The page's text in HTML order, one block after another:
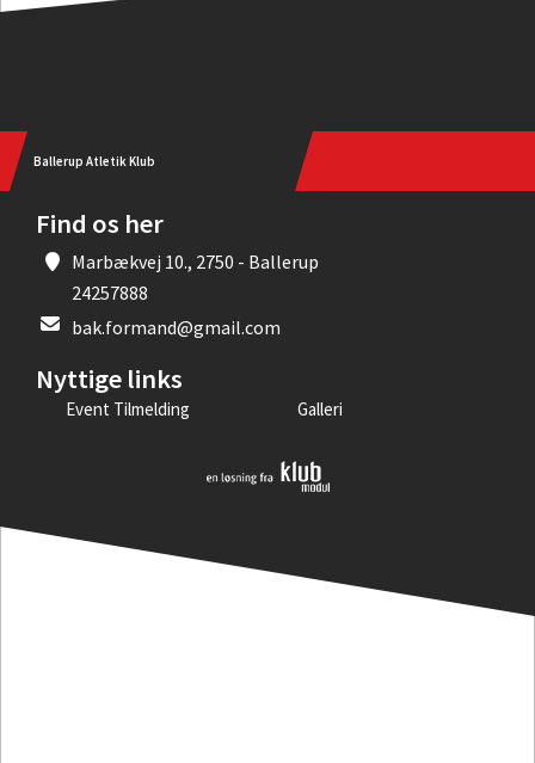
Ballerup Atletik Klub
Find os her
Marbækvej 10., 2750 - Ballerup
24257888
bak.formand@gmail.com
Nyttige links
Event Tilmelding Galleri